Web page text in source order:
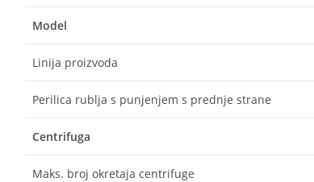
Model
Linija proizvoda
Perilica rublja s punjenjem s prednje strane
Centrifuga
Maks. broj okretaja centrifuge